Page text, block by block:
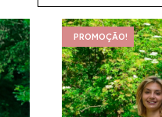
PROMOÇÃO!